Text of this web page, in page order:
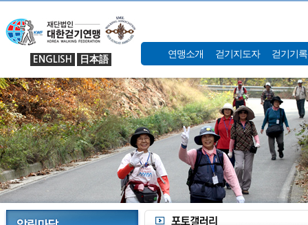
ENGLISH 日本語 연맹소개 걷기지도자 걷기기